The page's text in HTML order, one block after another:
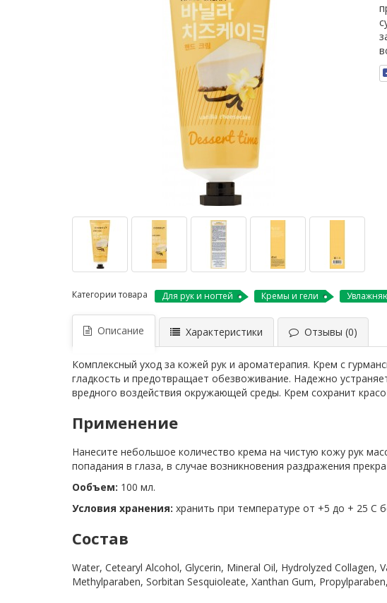
Категории товара Для рук и ногтей Кремы и гели
Описание Характеристики Отзывы (0)
Комплексный уход за кожей рук и ароматерапия. Крем с
гладкость и предотвращает обезвоживание. Надежно
вредного воздействия окружающей среды. Крем сохранит
Применение
Нанесите небольшое количество крема на чистую кожу рук
попадания в глаза, в случае возникновения раздражения
Ообъем: 100 мл.
Условия хранения: хранить при температуре от +5 до + 25 С
Состав
Water, Cetearyl Alcohol, Glycerin, Mineral Oil, Hydrolyzed Collagen,
Methylparaben, Sorbitan Sesquioleate, Xanthan Gum,